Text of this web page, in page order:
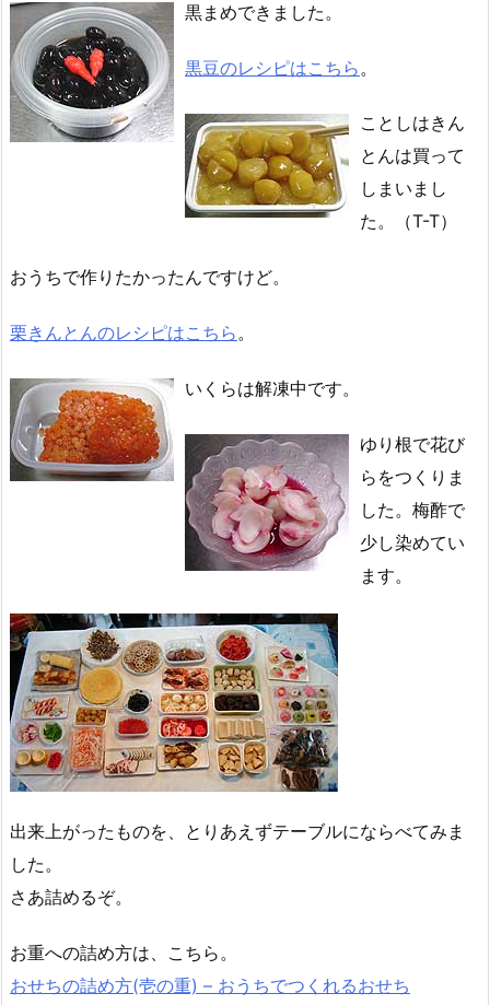
黒まめできました。
黒豆のレシピはこちら 。
ことしはきん
とんは買って
しまいまし
た。（T-T）
おうちで作りたかったんですけど。
栗きんとんのレシピはこちら 。
いくらは解凍中です。
ゆり根で花び
らをつくりま
した。梅酢で
少し染めてい
ます。
出来上がったものを、とりあえずテーブルにならべてみま
した。
さあ詰めるぞ。
お重への詰め方は、こちら。
おせちの詰め方(壱の重) – おうちでつくれるおせち